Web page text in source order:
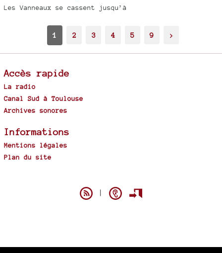
Les Vanneaux se cassent jusqu’à
1 2 3 4 5 9 >
Accès rapide
La radio
Canal Sud à Toulouse
Archives sonores
Informations
Mentions légales
Plan du site
|